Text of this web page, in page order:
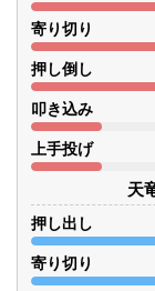
寄り切り
押し倒し
叩き込み
上手投げ
天
押し出し
寄り切り